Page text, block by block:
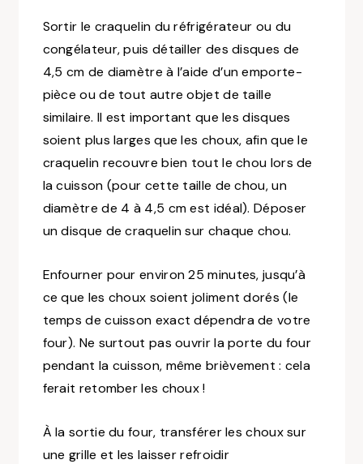
Sortir le craquelin du réfrigérateur ou du
congélateur, puis détailler des disques de
4,5 cm de diamètre à l’aide d’un emporte-
pièce ou de tout autre objet de taille
similaire. Il est important que les disques
soient plus larges que les choux, afin que le
craquelin recouvre bien tout le chou lors de
la cuisson (pour cette taille de chou, un
diamètre de 4 à 4,5 cm est idéal). Déposer
un disque de craquelin sur chaque chou.
Enfourner pour environ 25 minutes, jusqu’à
ce que les choux soient joliment dorés(le
temps de cuisson exact dépendra de votre
four). Ne surtout pas ouvrir la porte du four
pendant la cuisson, même brièvement : cela
ferait retomber les choux !
À la sortie du four, transférer les choux sur
une grille et les laisser refroidir